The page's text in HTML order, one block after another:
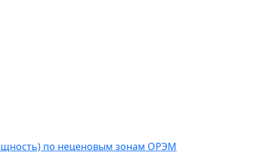
по неценовым зонам ОРЭМ